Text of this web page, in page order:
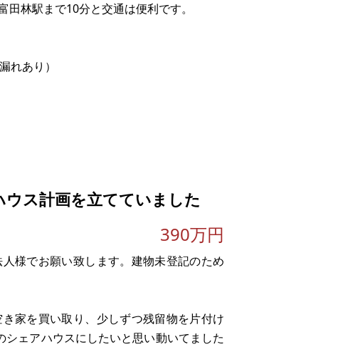
す。
実際の取引価格とが異なる価格にて商談
林駅まで10分と交通は便利です。
れあり）
ス計画を立てていました
390万円
様でお願い致します。建物未登記のため
家を買い取り、少しずつ残留物を片付け
ェアハウスにしたいと思い動いてました